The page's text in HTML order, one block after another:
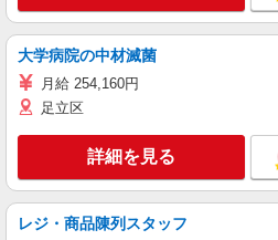
大学病院の中材滅菌
月給 254,160円
足立区
詳細を見る
レジ・商品陳列スタッフ